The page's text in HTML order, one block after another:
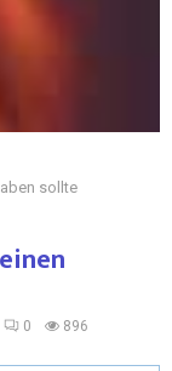
sollte
0 896